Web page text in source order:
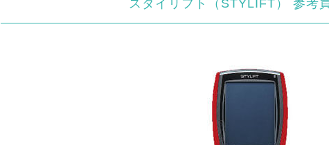
スタイリフト（STYLIFT） 参考